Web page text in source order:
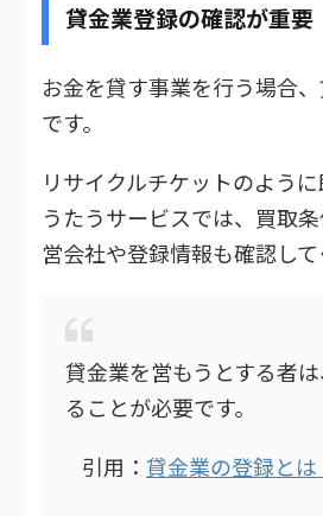
貸金業登録の確認が重要
お金を貸す事業を行う場合
です。
リサイクルチケットのよう
うたうサービスでは、買取
営会社や登録情報も確認して
貸金業を営もうとする者
ることが必要です。
引用： 貸金業の登録と